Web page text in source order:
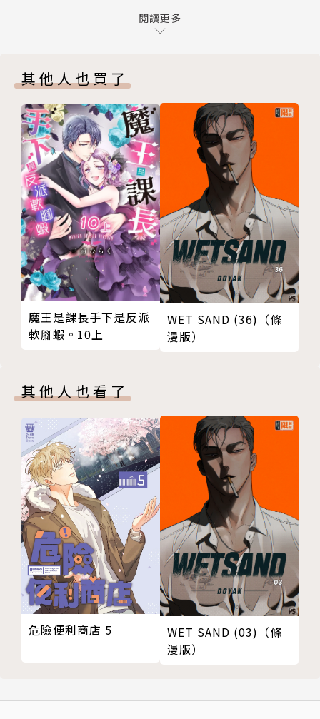
閱讀更多
其他人也買了
魔王是課長手下是反派
軟腳蝦。10上
WET SAND (36)（條
漫版）
其他人也看了
危險便利商店 5
WET SAND (03)（條
漫版）